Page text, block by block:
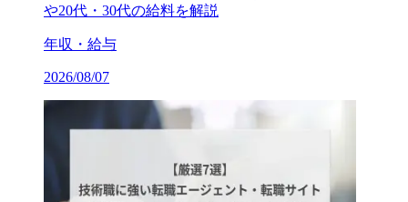
や20代・30代の給料を解説
年収・給与
2026/08/07